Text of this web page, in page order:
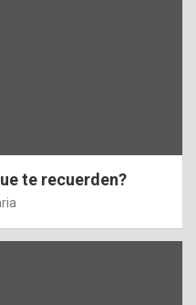
te recuerden?